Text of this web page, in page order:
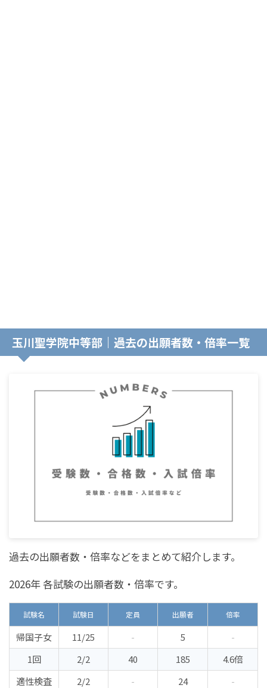
玉川聖学院中等部｜過去の出願者数・倍率一覧
過去の出願者数・倍率などをまとめて紹介します。
2026年 各試験の出願者数・倍率です。
試験名 試験日 定員 出願者 倍率
帰国子女 11/25 - 5
-
1回
2/2 40 185
4.6倍
適性検査
2/2 - 24 -